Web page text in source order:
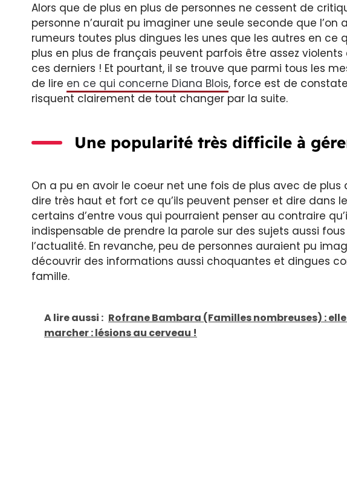
Alors que de plus en plus de personnes ne cessent de
personne n’aurait pu imaginer une seule seconde que
rumeurs toutes plus dingues les unes que les autres en ce
plus en plus de français peuvent parfois être assez violents
ces derniers ! Et pourtant, il se trouve que parmi tous les
de lire en ce qui concerne Diana Blois, force est de
risquent clairement de tout changer par la suite.
Une popularité très difficile à
On a pu en avoir le coeur net une fois de plus avec de
dire très haut et fort ce qu’ils peuvent penser et dire dans
certains d’entre vous qui pourraient penser au contraire
indispensable de prendre la parole sur des sujets aussi
l’actualité. En revanche, peu de personnes auraient pu
découvrir des informations aussi choquantes et dingues
famille.
A lire aussi : Rofrane Bambara (Familles nombreuses) :
marcher : lésions au cerveau !